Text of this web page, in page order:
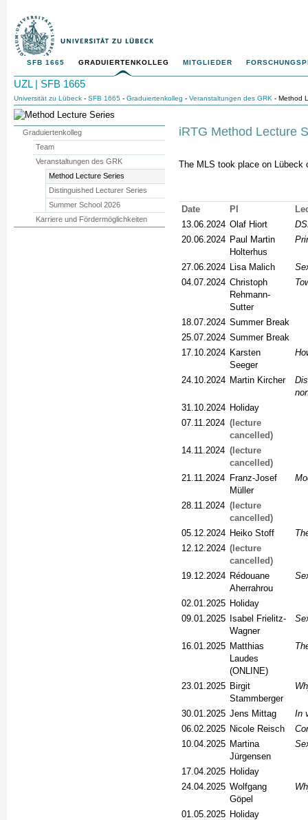
SFB 1665 GRADUIERTENKOLLEG MITGLIEDER
UZL | SFB 1665
Universität zu Lübeck - SFB 1665 - Graduiertenkolleg - Veranstaltungen des GRK - Method
iRTG Method Lecture
The MLS took place on Lübeck
Date PI
13.06.2024 Olaf Hiort
20.06.2024 Paul Martin
Holterhus
27.06.2024 Lisa Malich
04.07.2024 Christoph
Rehmann-
Sutter
18.07.2024 Summer Break
25.07.2024 Summer Break
17.10.2024 Karsten
Seeger
24.10.2024 Martin Kircher
31.10.2024 Holiday
07.11.2024 (lecture
cancelled)
14.11.2024 (lecture
cancelled)
21.11.2024 Franz-Josef
Müller
28.11.2024 (lecture
cancelled)
05.12.2024 Heiko Stoff
12.12.2024 (lecture
cancelled)
19.12.2024 Rédouane
Aherrahrou
02.01.2025 Holiday
09.01.2025
Isabel Frielitz-
Wagner
16.01.2025 Matthias
Laudes
(ONLINE)
23.01.2025 Birgit
Stammberger
30.01.2025 Jens Mittag
In
06.02.2025 Nicole Reisch
10.04.2025 Martina
Jürgensen
17.04.2025 Holiday
24.04.2025 Wolfgang
Göpel
01.05.2025 Holiday
Graduiertenkolleg
Team
Veranstaltungen des GRK
Method Lecture Series
Distinguished Lecturer Series
Summer School 2026
Karriere und Fördermöglichkeiten